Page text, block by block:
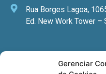
Gerenciar
Rua Borges Lagoa,
Ed. New Work Tower –
Newsletter